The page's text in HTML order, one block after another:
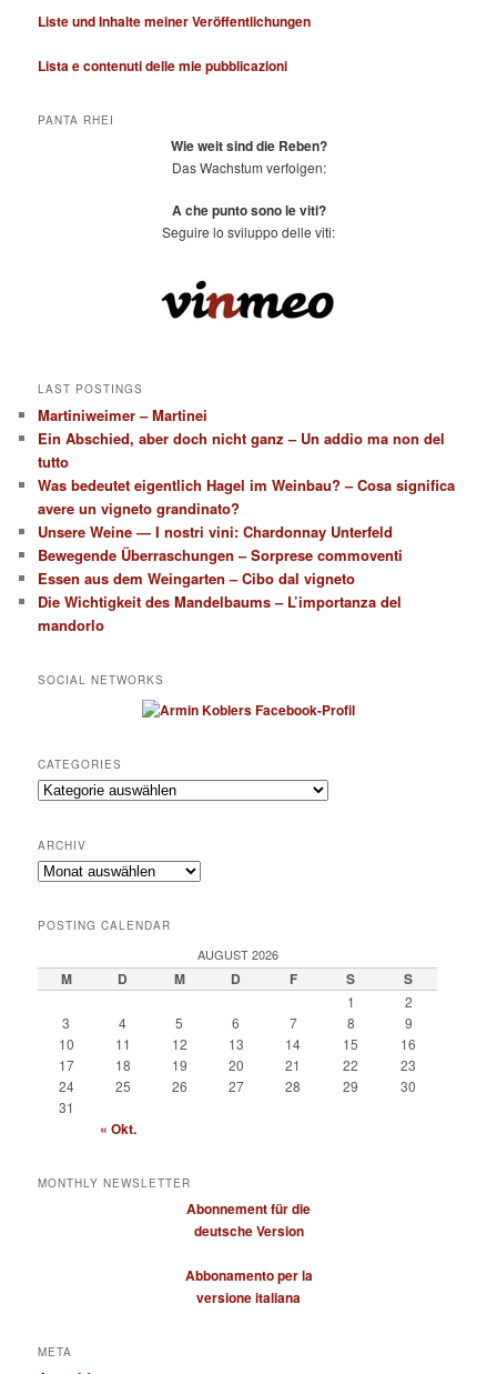
n
Liste und Inhalte meiner Veröffentlichungen
Lista e contenuti delle mie pubblicazioni
PANTA RHEI
Wie weit sind die Reben?
Das Wachstum verfolgen:
A che punto sono le viti?
Seguire lo sviluppo delle viti:
LAST POSTINGS
Martiniweimer – Martinei
Ein Abschied, aber doch nicht ganz – Un addio ma non del
tutto
Was bedeutet eigentlich Hagel im Weinbau? – Cosa significa
avere un vigneto grandinato?
Unsere Weine — I nostri vini: Chardonnay Unterfeld
Bewegende Überraschungen – Sorprese commoventi
Essen aus dem Weingarten – Cibo dal vigneto
Die Wichtigkeit des Mandelbaums – L’importanza del
mandorlo
SOCIAL NETWORKS
CATEGORIES
Categories
ARCHIV
Archiv
POSTING CALENDAR
AUGUST 2026
M D M D F S S
1
2
3
4 5 6 7 8
9
10
11 12 13 14 15
16
17
18 19 20 21 22
23
24
25 26 27 28 29
30
31
« Okt.
MONTHLY NEWSLETTER
Abonnement für die
deutsche Version
Abbonamento per la
versione italiana
META